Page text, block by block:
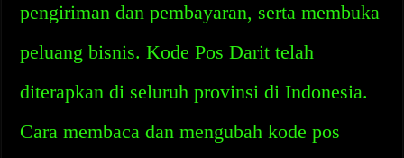
pengiriman dan pembayaran, serta membuka
peluang bisnis. Kode Pos Darit telah
diterapkan di seluruh provinsi di Indonesia.
Cara membaca dan mengubah kode pos